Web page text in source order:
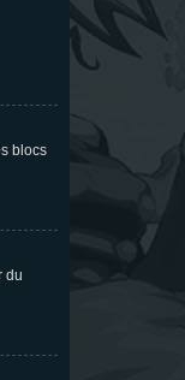
blocs
du